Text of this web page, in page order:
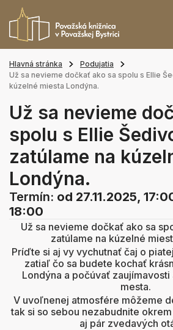
Hlavná stránka
Podujatia
Už sa nevieme dočkať ako sa spolu s Ellie
kúzelné miesta Londýna.
Už sa nevieme
spolu s Ellie
zatúlame na
Londýna.
Termín: od 27.11.2025,
18:00
Už sa nevieme dočkať ako sa
zatúlame na kúzelné
Príďte si aj vy vychutnať čaj o
zatiaľ čo sa budete kochať
Londýna a počúvať
mesta.
V uvoľnenej atmosfére môžeme
tak si so sebou nezabudnite
aj pár zvedavých